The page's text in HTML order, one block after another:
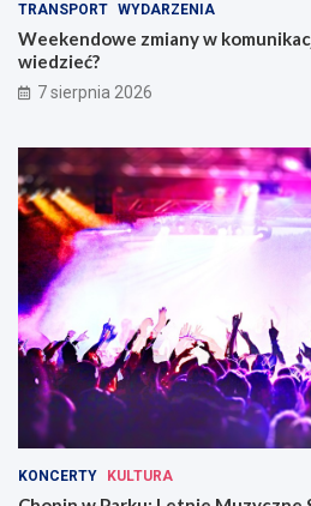
TRANSPORT WYDARZENIA
Weekendowe zmiany w
wiedzieć?
7 sierpnia 2026
KONCERTY KULTURA